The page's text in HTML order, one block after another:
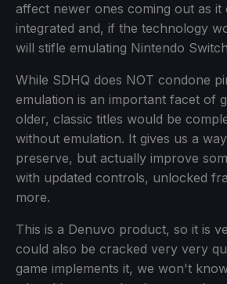
affect newer ones coming out as it
integrated and, if the technology
will stifle emulating Nintendo
While SDHQ does NOT condone
emulation is an important facet of
older, classic titles would be
without emulation. It gives us a
preserve, but actually improve
with updated controls, unlocked
more.
This is a Denuvo product, so it is
could also be cracked very very
game implements it, we won't